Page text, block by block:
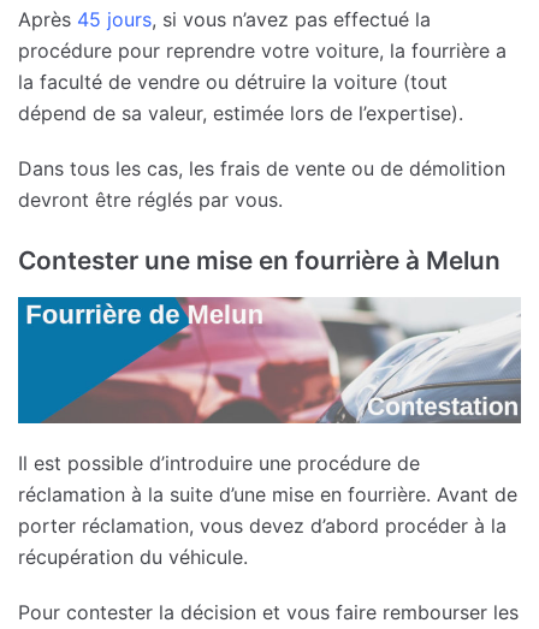
Après 45 jours, si vous n’avez pas effectué la
procédure pour reprendre votre voiture, la fourrière a
la faculté de vendre ou détruire la voiture (tout
dépend de sa valeur, estimée lors de l’expertise).
Dans tous les cas, les frais de vente ou de démolition
devront être réglés par vous.
Contester une mise en fourrière à Melun
Il est possible d’introduire une procédure de
réclamation à la suite d’une mise en fourrière. Avant de
porter réclamation, vous devez d’abord procéder à la
récupération du véhicule.
Pour contester la décision et vous faire rembourser les